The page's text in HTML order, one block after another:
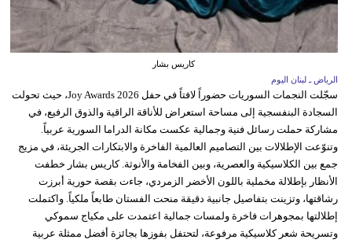
كاريس بشار
الرياض ـ لبنان اليوم
سجّلت النجمات السوريات حضوراً لافتاً في حفل Joy Awards 2026، حيث تحولت
السجادة البنفسجية إلى مساحة استعراض للأناقة الراقية والذوق الرفيع، في
مشاركة حملت رسائل فنية وجمالية عكست مكانة الدراما السورية عربياً.
وتنوّعت الإطلالات بين التصاميم العالمية الفاخرة والابتكارات الجريئة، في مزيج
جمع بين الكلاسيكية والعصرية، وبين الفخامة والأنوثة. كاريس بشار خطفت
الأنظار بإطلالة مخملية باللون الأخضر الزمردي، جاءت بقصة حورية أبرزت
رشاقتها، وتزينت بتفاصيل جانبية دقيقة منحت الفستان طابعاً ملكياً. واكتملت
إطلالتها بمجوهرات فاخرة ولمسات جمالية اعتمدت على مكياج سموكي
وتسريحة شعر كلاسيكية مرفوعة، لتحتفل بفوزها بجائزة أفضل ممثلة عربية